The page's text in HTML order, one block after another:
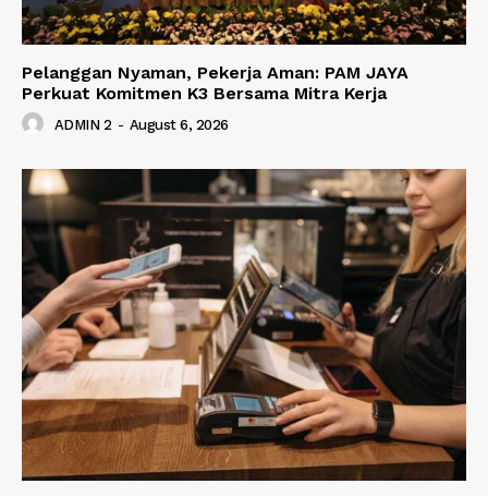
Pelanggan Nyaman, Pekerja Aman: PAM JAYA
Perkuat Komitmen K3 Bersama Mitra Kerja
ADMIN 2 - August 6, 2026